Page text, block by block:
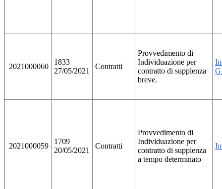
2021000060
1833
27/05/2021
Contratti
Provvedimento di
Individuazione per
contratto di supplenza
breve.
2021000059
1709
20/05/2021
Contratti
Provvedimento di
Individuazione per
contratto di supplenza
a tempo determinato